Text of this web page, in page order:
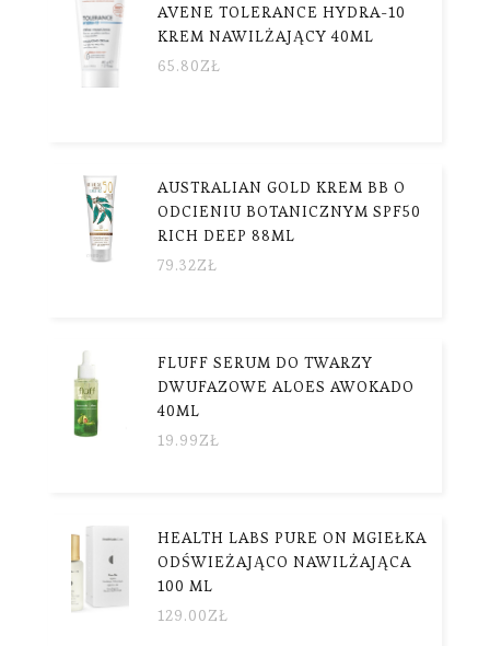
AVENE TOLERANCE HYDRA-10
KREM NAWILŻAJĄCY 40ML
65.80ZŁ
AUSTRALIAN GOLD KREM BB O
ODCIENIU BOTANICZNYM SPF50
RICH DEEP 88ML
79.32ZŁ
FLUFF SERUM DO TWARZY
DWUFAZOWE ALOES AWOKADO
40ML
19.99ZŁ
HEALTH LABS PURE ON MGIEŁKA
ODŚWIEŻAJĄCO NAWILŻAJĄCA
100 ML
129.00ZŁ